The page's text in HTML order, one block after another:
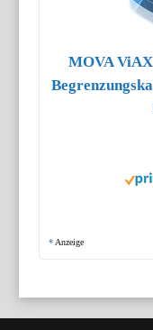
MOVA
* Anzeige